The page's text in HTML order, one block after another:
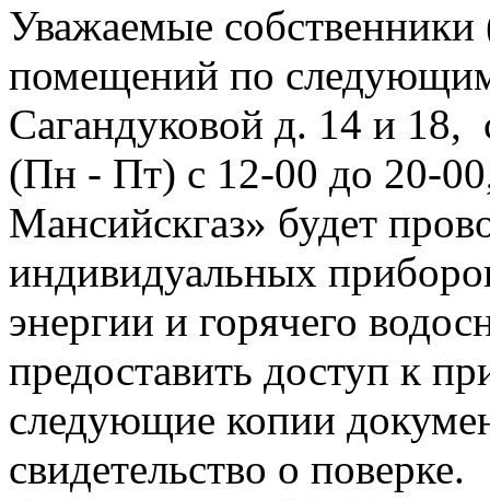
Уважаемые
помещений по
Сагандуковой д. 14 и 18,
(Пн - Пт) с 12-00 до 20-
Мансийскгаз» будет
индивидуальных
энергии и горячего
предоставить доступ к
следующие копии
свидетельство о поверке.